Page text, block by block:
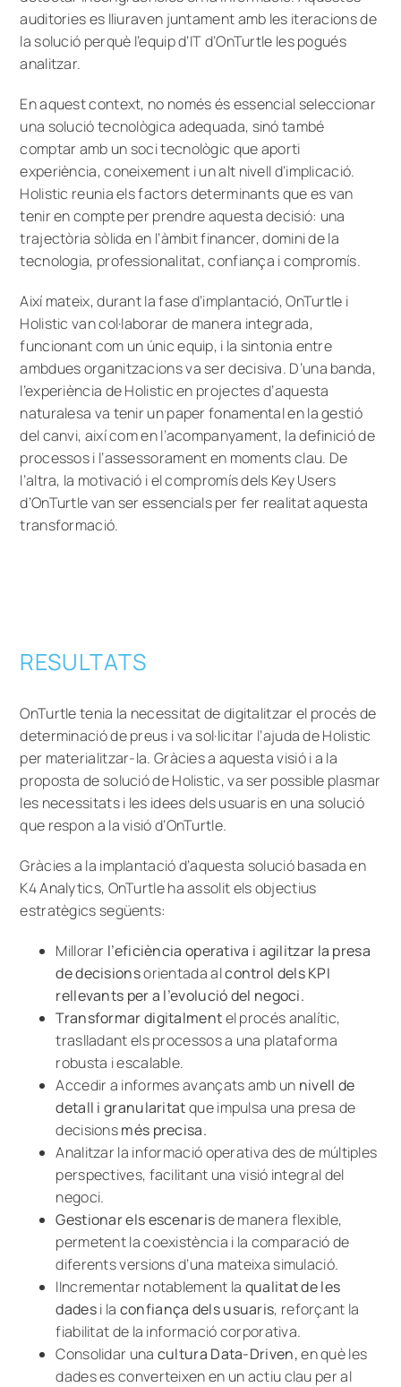
auditories es lliuraven juntament amb les iteracions de
la solució perquè l’equip d’IT d’OnTurtle les pogués
analitzar.
En aquest context, no només és essencial seleccionar
una solució tecnològica adequada, sinó també
comptar amb un soci tecnològic que aporti
experiència, coneixement i un alt nivell d’implicació.
Holistic reunia els factors determinants que es van
tenir en compte per prendre aquesta decisió: una
trajectòria sòlida en l’àmbit financer, domini de la
tecnologia, professionalitat, confiança i compromís.
Així mateix, durant la fase d’implantació, OnTurtle i
Holistic van col·laborar de manera integrada,
funcionant com un únic equip, i la sintonia entre
ambdues organitzacions va ser decisiva. D’una banda,
l’experiència de Holistic en projectes d’aquesta
naturalesa va tenir un paper fonamental en la gestió
del canvi, així com en l’acompanyament, la definició de
processos i l’assessorament en moments clau. De
l’altra, la motivació i el compromís dels Key Users
d’OnTurtle van ser essencials per fer realitat aquesta
transformació.
RESULTATS
OnTurtle tenia la necessitat de digitalitzar el procés de
determinació de preus i va sol·licitar l’ajuda de Holistic
per materialitzar-la. Gràcies a aquesta visió i a la
proposta de solució de Holistic, va ser possible plasmar
les necessitats i les idees dels usuaris en una solució
que respon a la visió d’OnTurtle.
Gràcies a la implantació d’aquesta solució basada en
K4 Analytics, OnTurtle ha assolit els objectius
estratègics següents:
Millorar l’eficiència operativa i agilitzar la presa
de decisionsorientada alcontrol dels KPI
rellevants per a l’evolució del negoci.
Transformar digitalmentel procés analític,
traslladant els processos a una plataforma
robusta i escalable.
Accedir a informes avançats amb un nivell de
detall i granularitatque impulsa una presa de
decisionsmés precisa.
Analitzar la informació operativa des de múltiples
perspectives, facilitant una visió integral del
negoci.
Gestionar els escenarisde manera flexible,
permetent la coexistència i la comparació de
diferents versions d’una mateixa simulació.
IIncrementar notablement la qualitat de les
dadesi la confiança dels usuaris, reforçant la
fiabilitat de la informació corporativa.
Consolidar una cultura Data-Driven,en què les
dades es converteixen en un actiu clau per al